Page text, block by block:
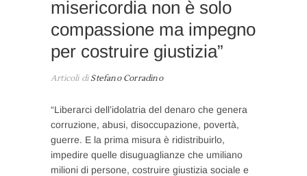
misericordia non è solo
compassione ma impegno
per costruire giustizia”
Articoli diStefano Corradino
“Liberarci dell’idolatria del denaro che genera
corruzione, abusi, disoccupazione, povertà,
guerre. E la prima misura è ridistribuirlo,
impedire quelle disuguaglianze che umiliano
milioni di persone, costruire giustizia sociale e